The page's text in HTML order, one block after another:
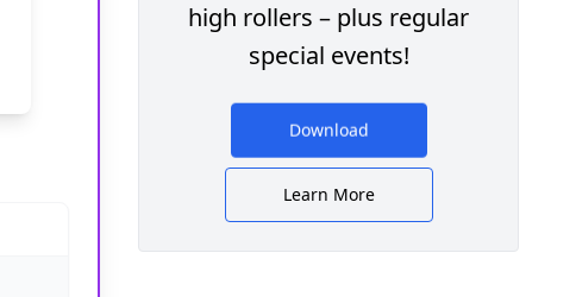
high rollers – plus regular
special events!
Download
Learn More